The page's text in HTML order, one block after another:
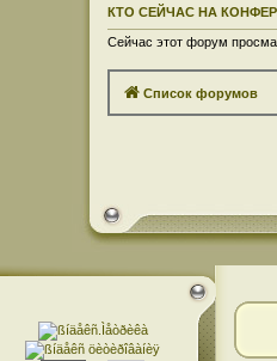
КТО СЕЙЧАС НА
Сейчас этот форум
Список форумов